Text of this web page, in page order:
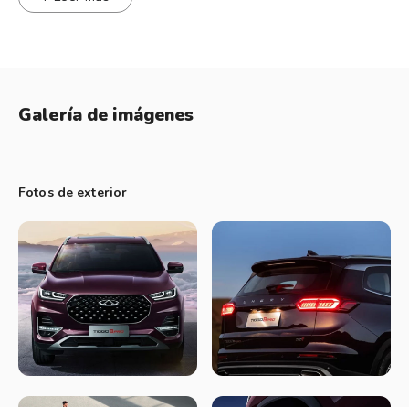
En cuanto a seguridad, el Tiggo 8 Pro se destaca dentro de
su segmento por una dotación muy completa. Incluye seis
de colisión frontal, frenado autónomo de emergencia,
asistente de mantenimiento de carril, monitoreo de punto
ciego, control de crucero adaptativo y asistente para tráfico
congestionado, entre otras funciones.
Diseño
La parrilla frontal Diamond Star, emblema de la familia Tiggo
Galería de imágenes
Fotos de exterior